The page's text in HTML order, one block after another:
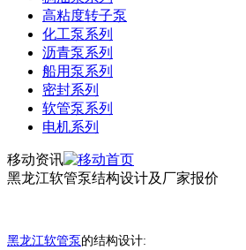
高粘度转子泵
化工泵系列
沥青泵系列
船用泵系列
密封系列
软管泵系列
电机系列
移动资讯
黑龙江软管泵结构设计及厂家报价
黑龙江软管泵 的结构设计: